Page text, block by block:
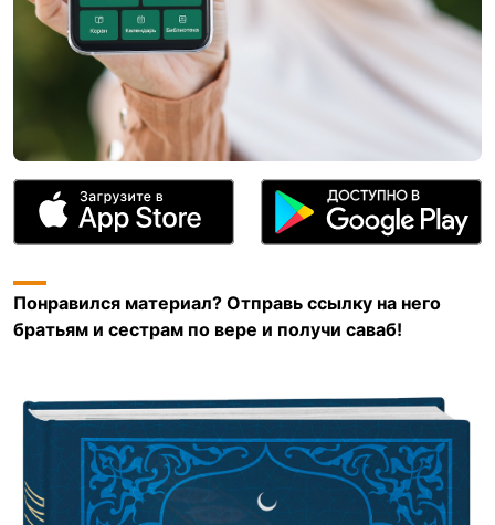
Понравился материал? Отправь ссылку на него
братьям и сестрам по вере и получи саваб!